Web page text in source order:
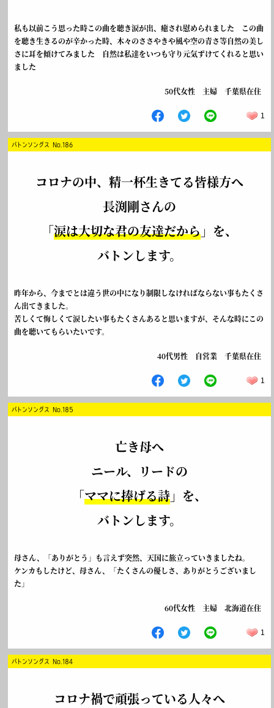
私も以前こう思った時この曲を聴き涙が出、癒され慰められました この曲
を聴き生きるのが辛かった時、木々のささやきや風や空の青さ等自然の美し
さに耳を傾けてみました 自然は私達をいつも守り元気ずけてくれると思い
ました
50代女性 主婦 千葉県在住
1
バトンソングス No.186
コロナの中、精一杯生きてる皆様方へ
長渕剛さんの
「涙は大切な君の友達だから 」を、
バトンします。
昨年から、今までとは違う世の中になり制限しなければならない事もたくさ
ん出てきました。
苦しくて悔しくて涙したい事もたくさんあると思いますが、そんな時にこの
曲を聴いてもらいたいです。
40代男性 自営業 千葉県在住
1
バトンソングス No.185
亡き母へ
ニール、リードの
「ママに捧げる詩 」を、
バトンします。
母さん、「ありがとう」も言えず突然、天国に旅立っていきましたね。
ケンカもしたけど、母さん、「たくさんの優しさ、ありがとうございまし
た」
60代女性 主婦 北海道在住
1
バトンソングス No.184
コロナ禍で頑張っている人々へ